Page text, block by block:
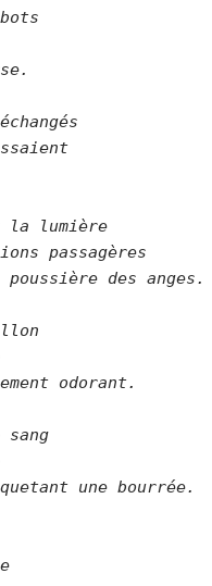
la lumière
passagères
des
odorant.
sang
une